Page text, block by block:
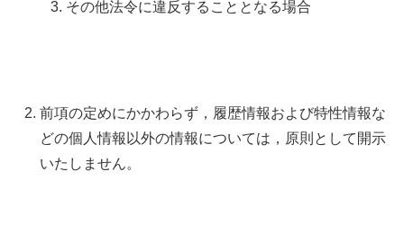
その他法令に違反することとなる場合
前項の定めにかかわらず，履歴情報および特性情報な
どの個人情報以外の情報については，原則として開示
いたしません。